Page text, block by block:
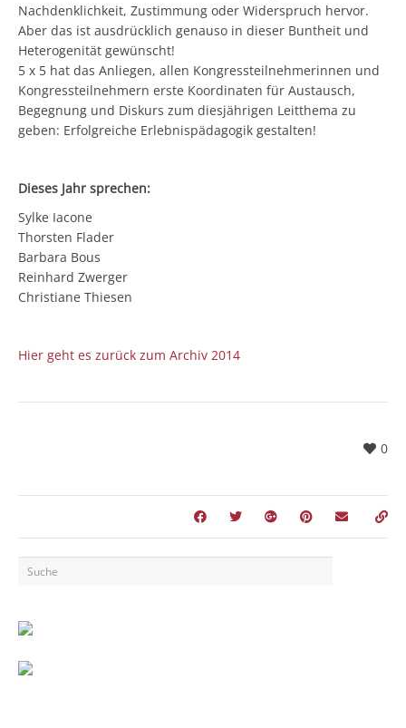
Nachdenklichkeit, Zustimmung oder Widerspruch hervor.
Aber das ist ausdrücklich genauso in dieser Buntheit und
Heterogenität gewünscht!
5 x 5 hat das Anliegen, allen Kongressteilnehmerinnen und
Kongressteilnehmern erste Koordinaten für Austausch,
Begegnung und Diskurs zum diesjährigen Leitthema zu
geben: Erfolgreiche Erlebnispädagogik gestalten!
Dieses Jahr sprechen:
Sylke Iacone
Thorsten Flader
Barbara Bous
Reinhard Zwerger
Christiane Thiesen
Hier geht es zurück zum Archiv 2014
0